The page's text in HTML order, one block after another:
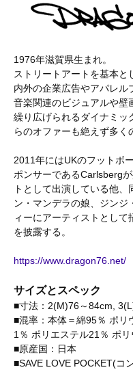
1976年滋賀県生まれ。
ストリートアートを基本と
内外の企業広告やアパレル
音楽関連のビジュアルや壁
繰り広げられるダイナミッ
らのオファーも絶えず多く
2011年にはUKのフットボ
ポンサーであるCarlsberg
トとして出演している他
ン・マンデラの娘、ジン
ィーにアーティストとし
を披露する。
https://www.dragon76.net/
サイズとスペック
■寸法：2(M)76～84cm,
■混率：本体＝綿95％ ポリ
1％ ポリエステル21％ ポリ
■原産国：日本
■SAVE LOVE POCKET(コ